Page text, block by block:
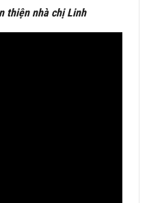
thiện nhà chị Linh